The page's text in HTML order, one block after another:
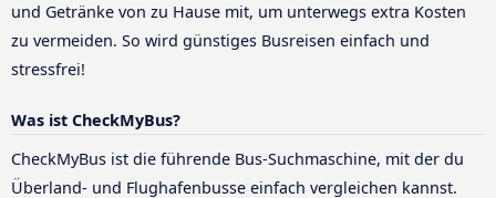
und Getränke von zu Hause mit, um unterwegs extra Kosten
zu vermeiden. So wird günstiges Busreisen einfach und
stressfrei!
Was ist CheckMyBus?
CheckMyBus ist die führende Bus-Suchmaschine, mit der du
Überland- und Flughafenbusse einfach vergleichen kannst.